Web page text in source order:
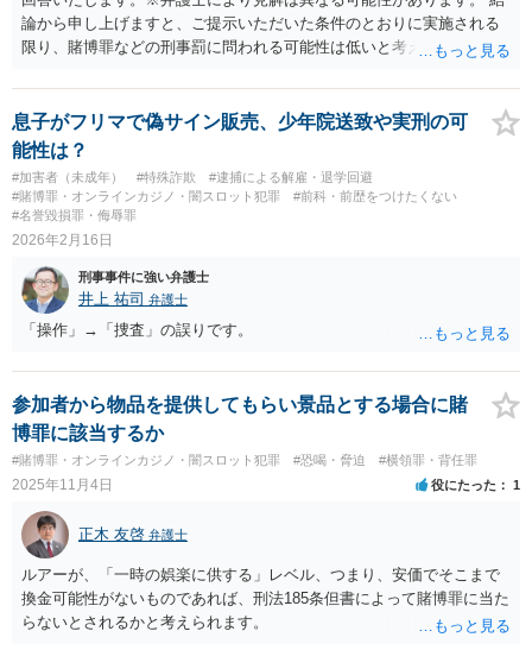
論から申し上げますと、ご提示いただいた条件のとおりに実施される
限り、賭博罪などの刑事罰に問われる可能性は低いと考えられます
答】 賭博罪は、参加者が互いに財物を賭けてその得喪を争う場合に成
立します。 質問者様がご自身のポケットマネーから懸賞として賞金を
出し、参加者からの参加費が全額会場レンタル費用に充てられて賞金
原資と完全に分離されている場合、参加者が自らの財物を失うリスク
が存在しないため賭博罪には該当しないとする見解が一般的です。ま
た、利益を得る目的もないため賭博場開帳図利罪も成立しないと考え
られます。 【質問2への回答】 刑事上の問題は生じにくいものの、民
は事業者が顧客を誘引するためのものではないため対象外と考えられ
ますが、自治会館の利用規約（目的外利用や金銭徴収の可否など）へ
の抵触が問題となることがあります。 【質問3への回答】 主催者とし
とを明確にしておくことが大切です。また、自治会館の管理者に対
し、参加費の集金を含む利用目的を事前に正確に伝えて了解を得てお
くのが賢明です。
息子がフリマで偽サイン販売、少年院送致や実刑の可
能性は？
#加害者（未成年） #特殊詐欺
#逮捕による解雇・退学回避
#賭博罪・オンラインカジノ・闇スロット犯罪
#前科・前歴をつけたくない
#名誉毀損罪・侮辱罪
2026年2月16日
刑事事件に強い弁護士
井上 祐司 弁護士
「操作」→「捜査」の誤りです。
参加者から物品を提供してもらい景品とする場合に賭
博罪に該当するか
#賭博罪・オンラインカジノ・闇スロット犯罪 #恐喝・脅迫 #横領罪・背任罪
2025年11月4日 役にたった 1
正木 友啓 弁護士
ルアーが、「一時の娯楽に供する」レベル、つまり、安価でそこまで
換金可能性がないものであれば、刑法185条但書によって賭博罪に当た
らないとされるかと考えられます。